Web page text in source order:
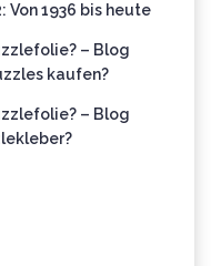
Von 1936 bis heute
– Blog
kaufen?
– Blog